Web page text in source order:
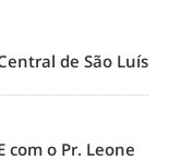
de São Luís
com o Pr. Leone